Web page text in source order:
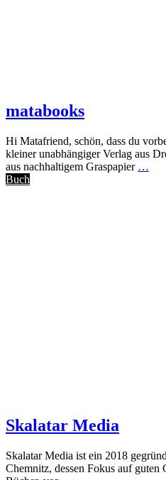
matabooks
Hi Matafriend, schön, dass du
kleiner unabhängiger Verlag aus
aus nachhaltigem Graspapier …
Buch
Skalatar Media
Skalatar Media ist ein 2018
Chemnitz, dessen Fokus auf guten